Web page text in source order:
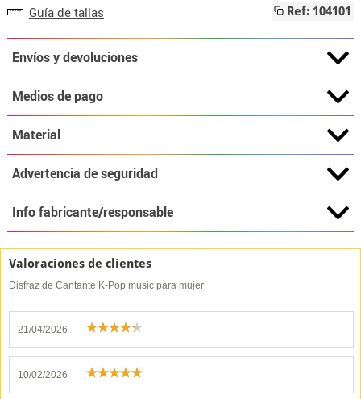
Guía de tallas Ref: 104101
Envíos y devoluciones
Medios de pago
Material
Advertencia de seguridad
Info fabricante/responsable
Valoraciones de clientes
Disfraz de Cantante K-Pop music para mujer
21/04/2026
10/02/2026